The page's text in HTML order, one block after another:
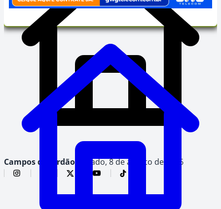
Campos do Jordão, sábado, 8 de agosto de 2026